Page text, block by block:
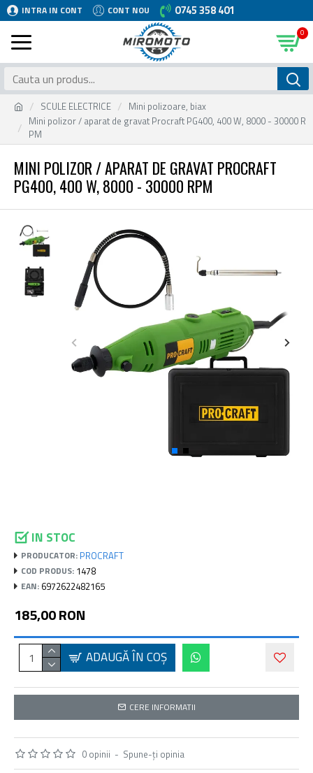
INTRA IN CONT CONT NOU 0745 358 401
0
SCULE ELECTRICE
Mini polizoare, biax
Mini polizor / aparat de gravat Procraft PG400, 400 W, 8000 - 30000 R
PM
MINI POLIZOR / APARAT DE GRAVAT PROCRAFT
PG400, 400 W, 8000 - 30000 RPM
IN STOC
PRODUCATOR: PROCRAFT
COD PRODUS: 1478
EAN: 6972622482165
0 opinii - Spune-ţi opinia
185,00 RON
ADAUGĂ ÎN COŞ
CERE INFORMATII